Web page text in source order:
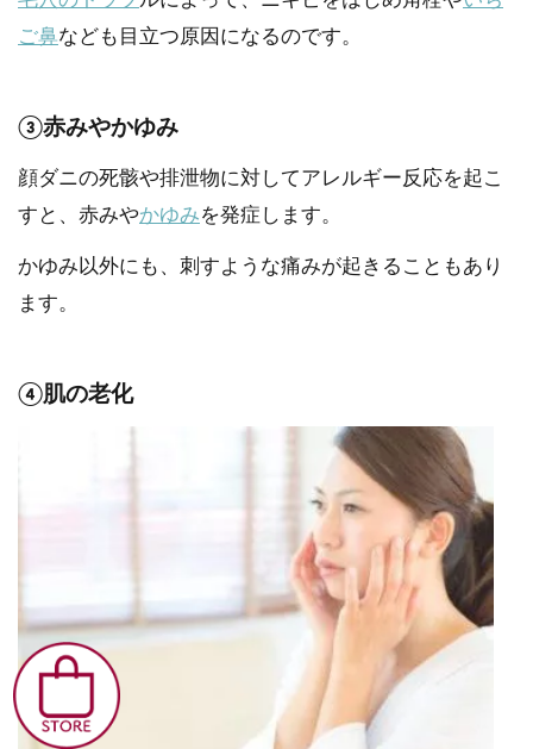
ご鼻なども目立つ原因になるのです。
③赤みやかゆみ
顔ダニの死骸や排泄物に対してアレルギー反応を起こ
すと、赤みやかゆみを発症します。
かゆみ以外にも、刺すような痛みが起きることもあり
ます。
④肌の老化